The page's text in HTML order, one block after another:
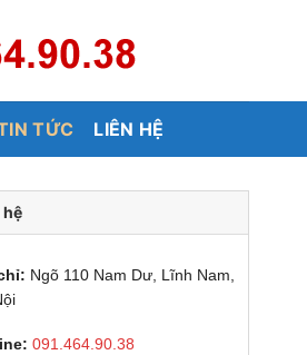
TỨC LIÊN HỆ
hệ
Ngõ 110 Nam Dư, Lĩnh Nam,
091.464.90.38